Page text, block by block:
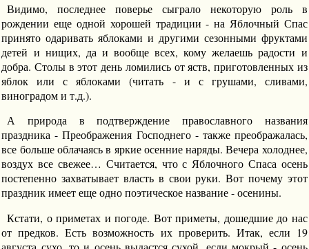
Видимо, последнее поверье сыграло некоторую роль в
рождении еще одной хорошей традиции - на Яблочный Спас
принято одаривать яблоками и другими сезонными фруктами
детей и нищих, да и вообще всех, кому желаешь радости и
добра. Столы в этот день ломились от яств, приготовленных из
яблок или с яблоками (читать - и с грушами, сливами,
виноградом и т.д.).
А природа в подтверждение православного названия
праздника - Преображения Господнего - также преображалась,
все больше облачаясь в яркие осенние наряды. Вечера холоднее,
воздух все свежее… Считается, что с Яблочного Спаса осень
постепенно захватывает власть в свои руки. Вот почему этот
праздник имеет еще одно поэтическое название - осенины.
Кстати, о приметах и погоде. Вот приметы, дошедшие до нас
от предков. Есть возможность их проверить. Итак, если 19